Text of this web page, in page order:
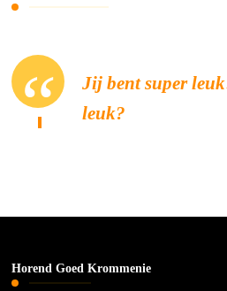
Jij bent super
leuk?
Horend Goed Krommenie